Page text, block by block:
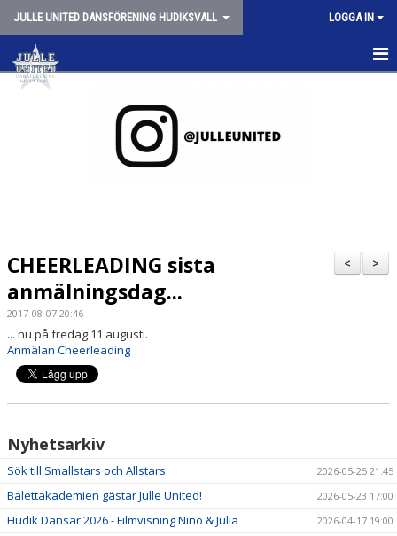
JULLE UNITED DANSFÖRENING HUDIKSVALL LOGGA IN
HEM
SPONSORER
STYRELSEN
KONTAKT
VT2026
>
<
CHEERLEADING sista
anmälningsdag...
2017-08-07 20:46
... nu på fredag 11 augusti.
Anmälan Cheerleading
Nyhetsarkiv
Sök till Smallstars och Allstars 2026-05-25 21:45
Balettakademien gästar Julle United! 2026-05-23 17:00
Hudik Dansar 2026 - Filmvisning Nino & Julia 2026-04-17 19:00